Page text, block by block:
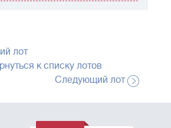
лот
к списку лотов
Следующий лот